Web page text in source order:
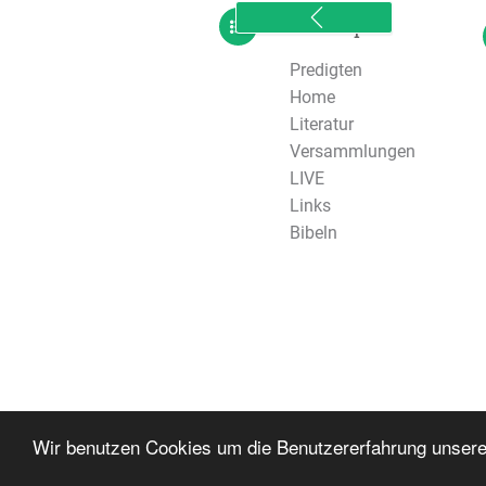
Wir benutzen Cookies um die Benutzererfahrung
sitemap
Predigten
Home
Literatur
Versammlungen
LIVE
Links
Bibeln
Copyright © 2026 Slobodná ľudová misia